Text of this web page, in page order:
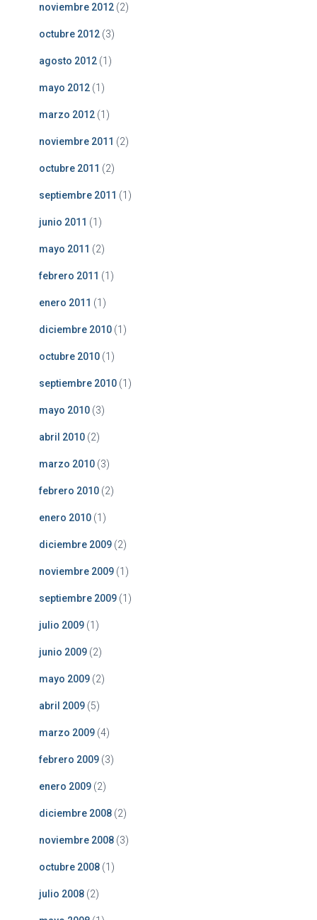
noviembre 2012 (2)
octubre 2012 (3)
agosto 2012 (1)
mayo 2012 (1)
marzo 2012 (1)
noviembre 2011 (2)
octubre 2011 (2)
septiembre 2011 (1)
junio 2011 (1)
mayo 2011 (2)
febrero 2011 (1)
enero 2011 (1)
diciembre 2010 (1)
octubre 2010 (1)
septiembre 2010 (1)
mayo 2010 (3)
abril 2010 (2)
marzo 2010 (3)
febrero 2010 (2)
enero 2010 (1)
diciembre 2009 (2)
noviembre 2009 (1)
septiembre 2009 (1)
julio 2009 (1)
junio 2009 (2)
mayo 2009 (2)
abril 2009 (5)
marzo 2009 (4)
febrero 2009 (3)
enero 2009 (2)
diciembre 2008 (2)
noviembre 2008 (3)
octubre 2008 (1)
julio 2008 (2)